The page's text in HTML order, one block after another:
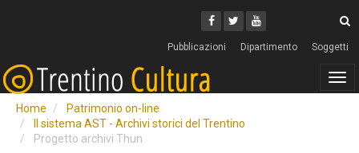
Facebook
Twitter
Youtube
Pubblicazioni Dipartimento Soggetti
Home
Patrimonio on-line
Il sistema AST - Archivi storici del Trentino
Progetto archivi Thun